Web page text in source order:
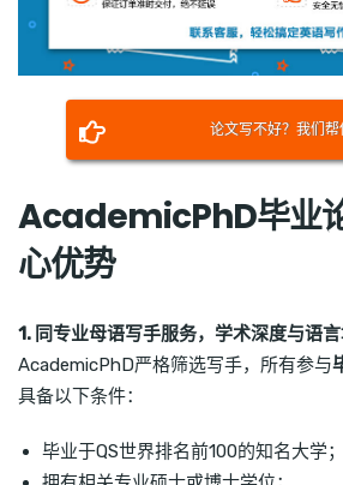
论文写不好？我们帮
AcademicPhD毕业
心优势
1. 同专业母语写手服务，学术深度与语
AcademicPhD严格筛选写手，所有参与
具备以下条件：
毕业于QS世界排名前100的知名大学；